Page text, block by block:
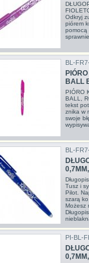
Odkryj
piórem
pomocą
BL-
BALL
PIÓRO
BALL,
tekst
znika w
swoje
BL-
Tusz i
Pilot.
szarą
Możesz
PI-BL-